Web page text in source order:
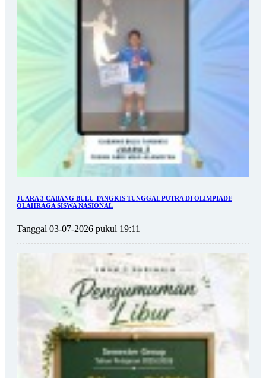
JUARA 3 CABANG BULU TANGKIS TUNGGAL PUTRA DI OLIMPIADE
OLAHRAGA SISWA NASIONAL
Tanggal 03-07-2026 pukul 19:11